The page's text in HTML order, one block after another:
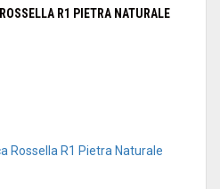
R1 PIETRA NATURALE